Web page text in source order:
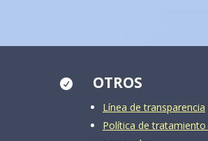
 OTROS
Línea de transparencia
Política de